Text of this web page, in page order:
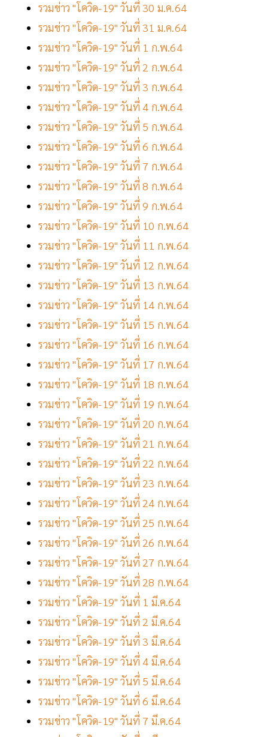
รวมข่าว "โควิด-19" วันที่ 30 ม.ค.64
รวมข่าว "โควิด-19" วันที่ 31 ม.ค.64
รวมข่าว "โควิด-19" วันที่ 1 ก.พ.64
รวมข่าว "โควิด-19" วันที่ 2 ก.พ.64
รวมข่าว "โควิด-19" วันที่ 3 ก.พ.64
รวมข่าว "โควิด-19" วันที่ 4 ก.พ.64
รวมข่าว "โควิด-19" วันที่ 5 ก.พ.64
รวมข่าว "โควิด-19" วันที่ 6 ก.พ.64
รวมข่าว "โควิด-19" วันที่ 7 ก.พ.64
รวมข่าว "โควิด-19" วันที่ 8 ก.พ.64
รวมข่าว "โควิด-19" วันที่ 9 ก.พ.64
รวมข่าว "โควิด-19" วันที่ 10 ก.พ.64
รวมข่าว "โควิด-19" วันที่ 11 ก.พ.64
รวมข่าว "โควิด-19" วันที่ 12 ก.พ.64
รวมข่าว "โควิด-19" วันที่ 13 ก.พ.64
รวมข่าว "โควิด-19" วันที่ 14 ก.พ.64
รวมข่าว "โควิด-19" วันที่ 15 ก.พ.64
รวมข่าว "โควิด-19" วันที่ 16 ก.พ.64
รวมข่าว "โควิด-19" วันที่ 17 ก.พ.64
รวมข่าว "โควิด-19" วันที่ 18 ก.พ.64
รวมข่าว "โควิด-19" วันที่ 19 ก.พ.64
รวมข่าว "โควิด-19" วันที่ 20 ก.พ.64
รวมข่าว "โควิด-19" วันที่ 21 ก.พ.64
รวมข่าว "โควิด-19" วันที่ 22 ก.พ.64
รวมข่าว "โควิด-19" วันที่ 23 ก.พ.64
รวมข่าว "โควิด-19" วันที่ 24 ก.พ.64
รวมข่าว "โควิด-19" วันที่ 25 ก.พ.64
รวมข่าว "โควิด-19" วันที่ 26 ก.พ.64
รวมข่าว "โควิด-19" วันที่ 27 ก.พ.64
รวมข่าว "โควิด-19" วันที่ 28 ก.พ.64
รวมข่าว "โควิด-19" วันที่ 1 มี.ค.64
รวมข่าว "โควิด-19" วันที่ 2 มี.ค.64
รวมข่าว "โควิด-19" วันที่ 3 มี.ค.64
รวมข่าว "โควิด-19" วันที่ 4 มี.ค.64
รวมข่าว "โควิด-19" วันที่ 5 มี.ค.64
รวมข่าว "โควิด-19" วันที่ 6 มี.ค.64
รวมข่าว "โควิด-19" วันที่ 7 มี.ค.64